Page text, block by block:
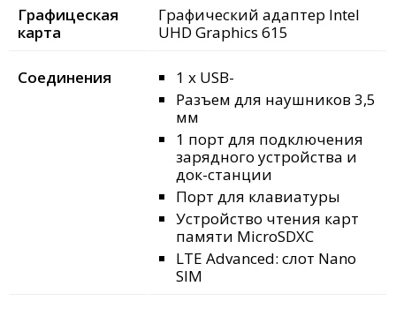
Графицеская
карта
Графический адаптер Intel
UHD Graphics 615
Соединения
1 х USB-
Разъем для наушников 3,5
мм
1 порт для подключения
зарядного устройства и
док-станции
Порт для клавиатуры
Устройство чтения карт
памяти MicroSDXC
LTE Advanced: слот Nano
SIM